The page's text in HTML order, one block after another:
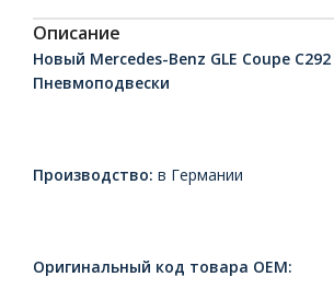
Описание
Hовый Mercedes-Benz GLE Coupe
Пневмоподвески
Производство: в Германии
Оригинальный код товара ОЕМ: